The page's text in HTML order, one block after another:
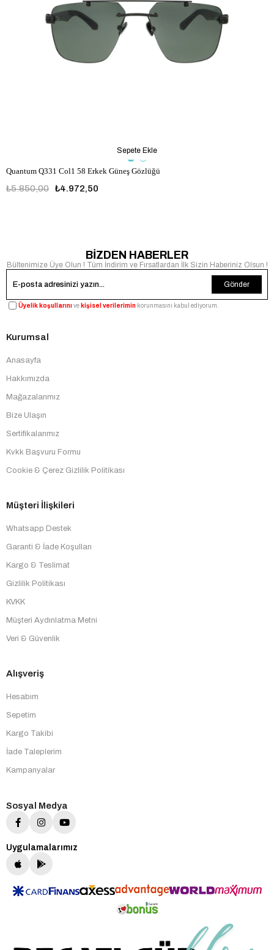
Quantum Q331 Col1 58 Erkek Güneş Gözlüğü
₺4.972,50
₺5.850,00
Sepete Ekle
BİZDEN HABERLER
Bültenimize Üye Olun ! Tüm İndirim ve Fırsatlardan İlk Sizin Haberiniz Olsun !
Gönder
Üyelik koşullarınıve kişisel verilerimin korunmasını kabul ediyorum.
Kurumsal
Anasayfa
Hakkımızda
Mağazalarımız
Bize Ulaşın
Sertifikalarımız
Kvkk Başvuru Formu
Cookie & Çerez Gizlilik Politikası
Müşteri İlişkileri
Whatsapp Destek
Garanti & İade Koşulları
Kargo & Teslimat
Gizlilik Politikası
KVKK
Müşteri Aydınlatma Metni
Veri & Güvenlik
Alışveriş
Hesabım
Sepetim
Kargo Takibi
İade Taleplerim
Kampanyalar
Sosyal Medya
Uygulamalarımız